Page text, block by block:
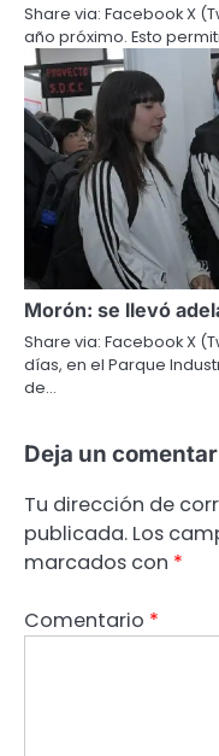
Share via: Facebook X
año próximo. Esto
Morón: se llevó
Share via: Facebook X
días, en el Parque
de…
Deja un
Tu dirección de
publicada. Los
marcados con *
Comentario *